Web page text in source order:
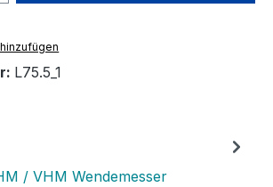
L75.5_1
/ VHM Wendemesser